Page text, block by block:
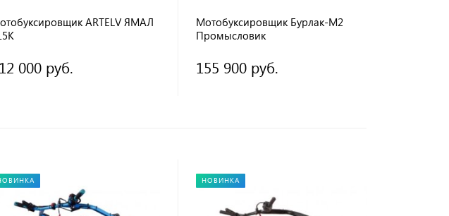
ARTELV ЯМАЛ
000 руб.
Мотобуксировщик Бурлак-М2
Промысловик
155 900 руб.
НОВИНКА